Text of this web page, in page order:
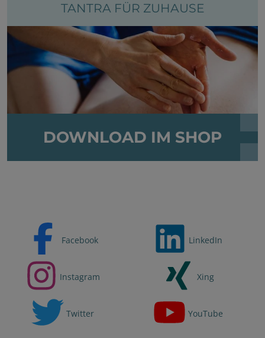
TANTRA FÜR ZUHAUSE
DOWNLOAD IM SHOP
Facebook LinkedIn
Instagram Xing
Twitter YouTube